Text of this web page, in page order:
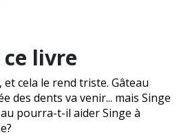
livre
cela le rend triste. Gâteau
des dents va venir... mais Singe
pourra-t-il aider Singe à